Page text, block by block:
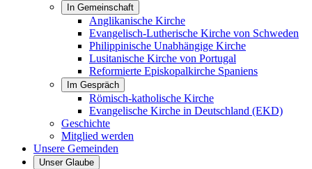
In Gemeinschaft
Anglikanische Kirche
Evangelisch-Lutherische Kirche von Schweden
Philippinische Unabhängige Kirche
Lusitanische Kirche von Portugal
Reformierte Episkopalkirche Spaniens
Im Gespräch
Römisch-katholische Kirche
Evangelische Kirche in Deutschland (EKD)
Geschichte
Mitglied werden
Unsere Gemeinden
Unser Glaube